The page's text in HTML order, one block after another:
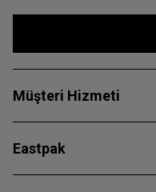
Müşteri Hizmeti
Eastpak